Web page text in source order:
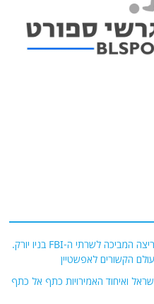
לא הפעם הראשונה: הסיפור מאחורי הפריצה המביכה לשרתי ה-FBI בניו יורק.
הקשורים לאפשטיין
ואיחוד האמירויות כתף אל כתף